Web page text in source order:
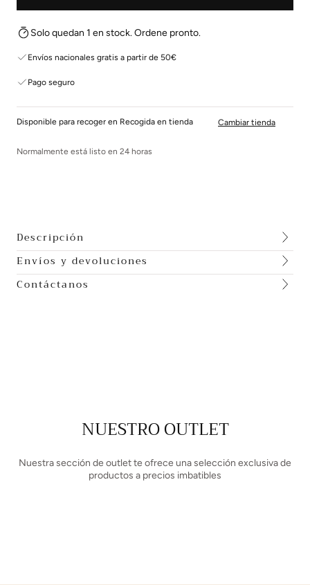
Solo quedan 1 en stock. Ordene pronto.
Envíos nacionales gratis a partir de 50€
Pago seguro
Disponible para recoger en Recogida en tienda
Normalmente está listo en 24 horas
Cambiar tienda
Descripción
Envíos y devoluciones
Contáctanos
NUESTRO OUTLET
Nuestra sección de outlet te ofrece una selección exclusiva de
productos a precios imbatibles